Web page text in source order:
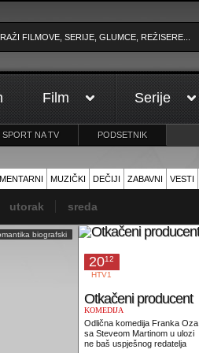
Film Serije
SPORT NA TV PODSETNIK
MUZIČKI DEČIJI ZABAVNI VESTI
utorak sreda
biografski
2012
HTV1
Otkačeni producent
KOMEDIJA
Odlična komedija Franka Oza
sa Steveom Martinom u ulozi
ne baš uspješnog redatelja